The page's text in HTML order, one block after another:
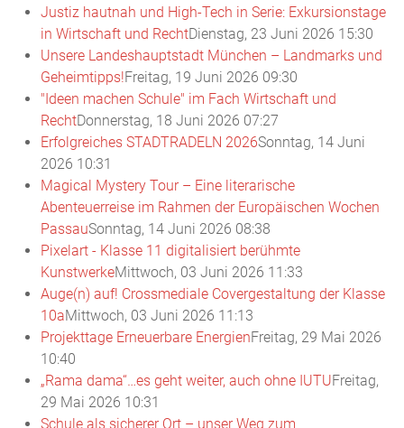
Justiz hautnah und High-Tech in Serie: Exkursionstage
in Wirtschaft und RechtDienstag, 23 Juni 2026 15:30
Unsere Landeshauptstadt München – Landmarks und
Geheimtipps!Freitag, 19 Juni 2026 09:30
"Ideen machen Schule" im Fach Wirtschaft und
RechtDonnerstag, 18 Juni 2026 07:27
Erfolgreiches STADTRADELN 2026Sonntag, 14 Juni
2026 10:31
Magical Mystery Tour – Eine literarische
Abenteuerreise im Rahmen der Europäischen Wochen
PassauSonntag, 14 Juni 2026 08:38
Pixelart - Klasse 11 digitalisiert berühmte
KunstwerkeMittwoch, 03 Juni 2026 11:33
Auge(n) auf! Crossmediale Covergestaltung der Klasse
10aMittwoch, 03 Juni 2026 11:13
Projekttage Erneuerbare EnergienFreitag, 29 Mai 2026
10:40
„Rama dama“…es geht weiter, auch ohne IUTUFreitag,
29 Mai 2026 10:31
Schule als sicherer Ort – unser Weg zum